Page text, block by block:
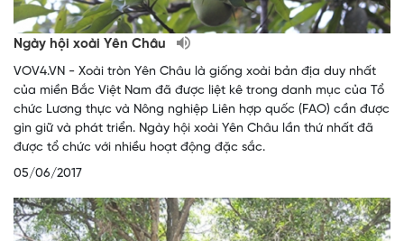
Ngày hội xoài Yên Châu
VOV4.VN - Xoài tròn Yên Châu là giống xoài bản địa duy nhất
của miền Bắc Việt Nam đã được liệt kê trong danh mục của Tổ
chức Lương thực và Nông nghiệp Liên hợp quốc (FAO) cần được
gìn giữ và phát triển. Ngày hội xoài Yên Châu lần thứ nhất đã
được tổ chức với nhiều hoạt động đặc sắc.
05/06/2017